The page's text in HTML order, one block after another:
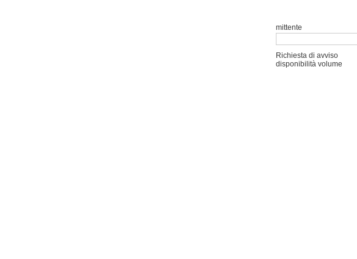
mittente
Richiesta di avviso
disponibilità volume